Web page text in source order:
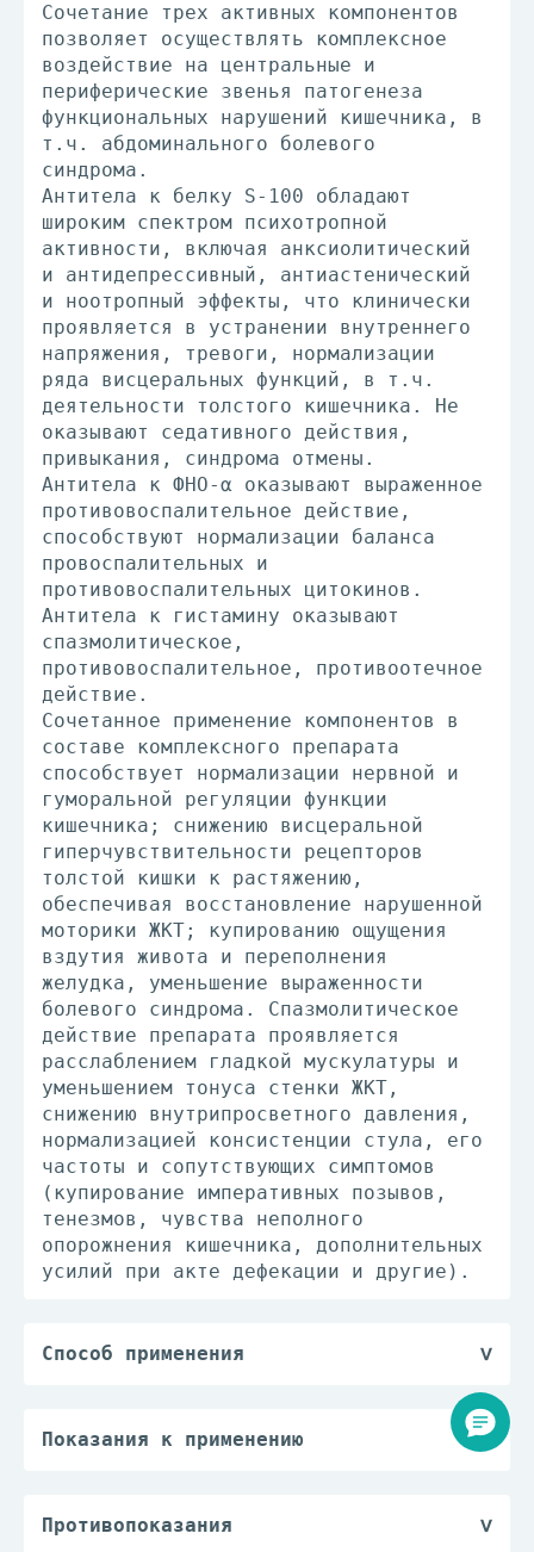
Сочетание трех активных компонентов
позволяет осуществлять комплексное
воздействие на центральные и
периферические звенья патогенеза
функциональных нарушений кишечника, в
т.ч. абдоминального болевого
синдрома.
Антитела к белку S-100 обладают
широким спектром психотропной
активности, включая анксиолитический
и антидепрессивный, антиастенический
и ноотропный эффекты, что клинически
проявляется в устранении внутреннего
напряжения, тревоги, нормализации
ряда висцеральных функций, в т.ч.
деятельности толстого кишечника. Не
оказывают седативного действия,
привыкания, синдрома отмены.
Антитела к ФНО-α оказывают выраженное
противовоспалительное действие,
способствуют нормализации баланса
провоспалительных и
противовоспалительных цитокинов.
Антитела к гистамину оказывают
спазмолитическое,
противовоспалительное, противоотечное
действие.
Сочетанное применение компонентов в
составе комплексного препарата
способствует нормализации нервной и
гуморальной регуляции функции
кишечника; снижению висцеральной
гиперчувствительности рецепторов
толстой кишки к растяжению,
обеспечивая восстановление нарушенной
моторики ЖКТ; купированию ощущения
вздутия живота и переполнения
желудка, уменьшение выраженности
болевого синдрома. Спазмолитическое
действие препарата проявляется
расслаблением гладкой мускулатуры и
уменьшением тонуса стенки ЖКТ,
снижению внутрипросветного давления,
нормализацией консистенции стула, его
частоты и сопутствующих симптомов
(купирование императивных позывов,
тенезмов, чувства неполного
опорожнения кишечника, дополнительных
усилий при акте дефекации и другие).
Способ применения
сут. На один прием - 1 или 2 таблетки
(держать во рту до полного
при необходимости курс лечения можно
Показания к применению
Противопоказания